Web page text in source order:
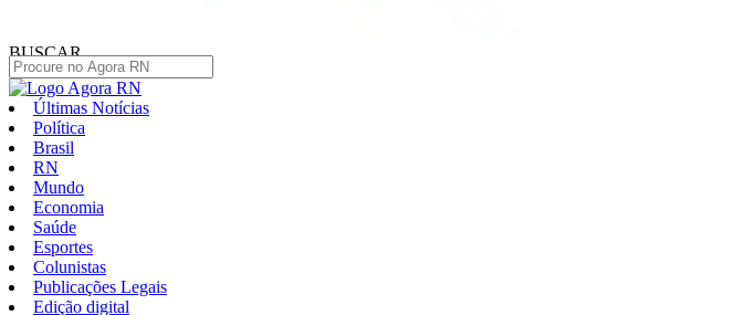
BUSCAR
Últimas Notícias
Política
Brasil
RN
Mundo
Economia
Saúde
Esportes
Colunistas
Publicações Legais
Edição digital